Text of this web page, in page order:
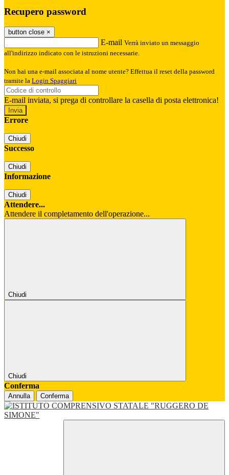
Recupero password
button close ×
E-mail Verrà inviato un messaggio
all'indirizzo indicato con le istruzioni necessarie.
Non hai una e-mail associata al nome utente? Effettua il reset della password
tramite la Login Spaggiari
E-mail inviata, si prega di controllare la casella di posta elettronica!
Errore
Chiudi
Successo
Chiudi
Informazione
Chiudi
Attendere...
Attendere il completamento dell'operazione...
Chiudi
Chiudi
Conferma
Annulla Conferma